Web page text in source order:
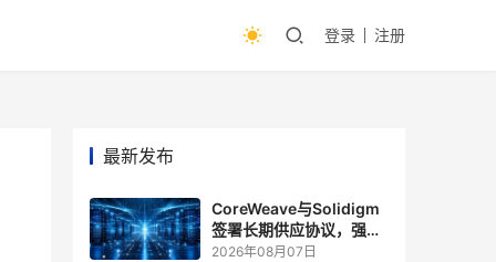
登录 注册
最新发布
CoreWeave与Solidigm
签署长期供应协议，强化
一体化人工智能云平台
2026年08月07日